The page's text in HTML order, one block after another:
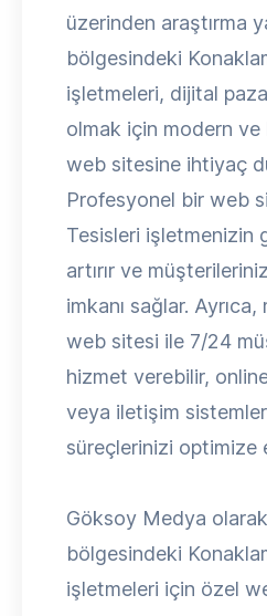
üzerinden araştırma
bölgesindeki
işletmeleri, dijital
olmak için modern ve
web sitesine ihtiyaç
Profesyonel bir web
Tesisleri işletmenizin
artırır ve
imkanı sağlar.
web sitesi ile 7/24
hizmet verebilir,
veya iletişim
süreçlerinizi optimize
Göksoy Medya olarak
bölgesindeki
işletmeleri için özel